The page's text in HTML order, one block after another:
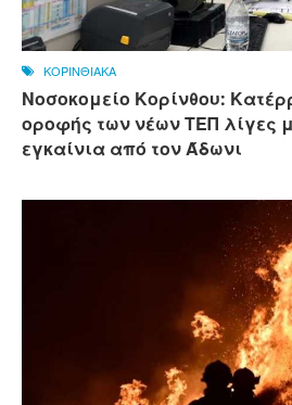
ΚΟΡΙΝΘΙΑΚΑ
Νοσοκομείο Κορίνθου:
οροφής των νέων ΤΕΠ λίγες
εγκαίνια από τον Άδωνι